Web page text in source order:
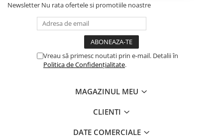
Newsletter Nu rata ofertele si promotiile noastre
Vreau să primesc noutati prin e-mail. Detalii în
Politica de Confidențialitate.
MAGAZINUL MEU
CLIENTI
DATE COMERCIALE